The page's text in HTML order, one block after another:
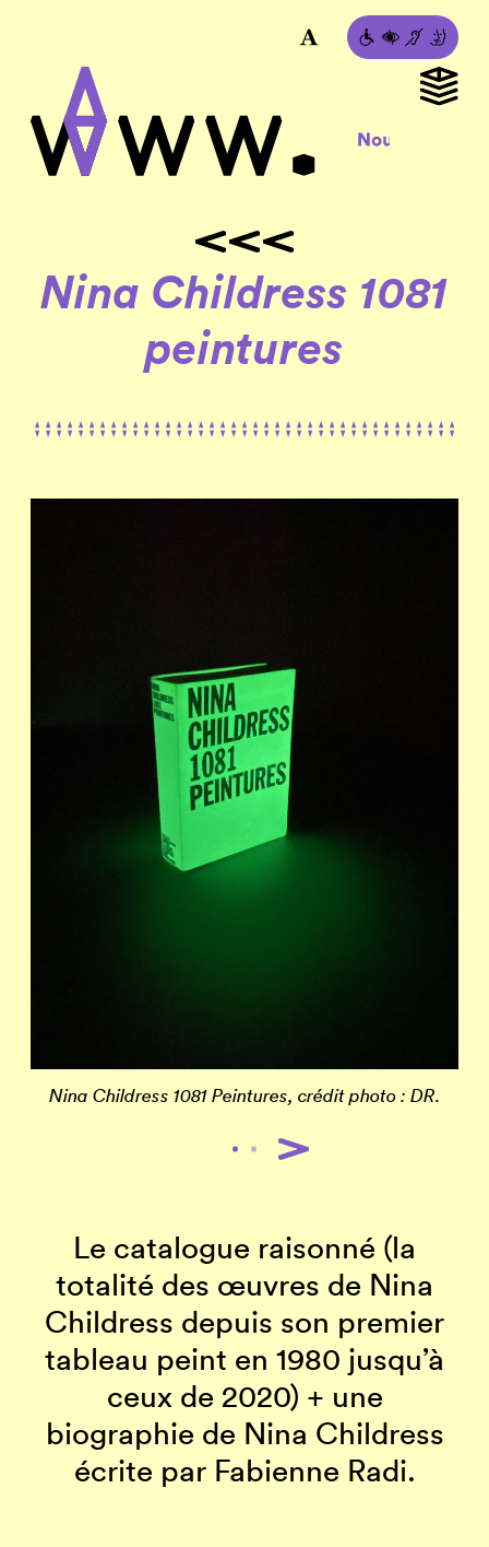
Nina Childress 1081
peintures
Nina Childress 1081 Peintures, crédit photo : DR.
Le catalogue raisonné (la
totalité des œuvres de Nina
Childress depuis son premier
tableau peint en 1980 jusqu’à
ceux de 2020) + une
biographie de Nina Childress
écrite par Fabienne Radi.